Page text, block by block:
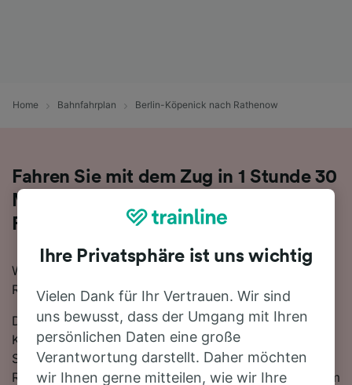
Home Bahnfahrplan Berlin-Köpenick nach Rathenow
Fahren Sie mit dem Zug in 1 Stunde 30
Minuten von Berlin-Köpenick nach
Rathenow
Wenn Sie mit dem Zug von Berlin-Köpenick nach
Rathenow reisen möchten, sind Sie hier genau richtig.
Die schnellste Reisezeit für die Fahrt von Berlin-
Köpenick nach Rathenow mit dem Zug beträgt 1
Stunde 30 Minuten. In der Regel fahren auf dieser
Route, die sich über 84 km erstreckt, etwa 26 Züge am
Ihre Privatsphäre ist uns wichtig
Vielen Dank für Ihr Vertrauen. Wir sind
uns bewusst, dass der Umgang mit Ihren
persönlichen Daten eine große
Verantwortung darstellt. Daher möchten
wir Ihnen gerne mitteilen, wie wir Ihre